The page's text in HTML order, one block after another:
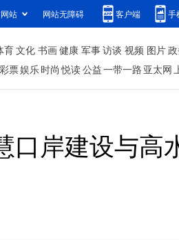
站 网站无障碍 客户端 手
育文化 书画健康 军事访谈 视频 图片
彩票娱乐时尚 悦读公益一带一路 亚太网
口岸建设与高